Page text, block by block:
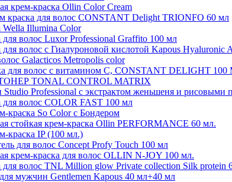
крем-краска Ollin Color Cream
краска для волос CONSTANT Delight TRIONFO 60 мл
Wella Illumina Color
для волос Luxor Professional Graffito 100 мл
для волос с Гиалуроновой кислотой Kapous Hyaluronic
Galacticos Metropolis color
для волос с витамином С, CONSTANT DELIGHT
TONAL CONTROL MATRIX
Studio Professional с экстрактом женьшеня и рисовыми
для волос COLOR FAST 100 мл
краска So Color с Бондером
стойкая крем-краска Ollin PERFORMANCE 60 мл.
краска IP (100 мл.)
для волос Concept Profy Touch 100 мл
крем-краска для волос OLLIN N-JOY 100 мл.
для волос TNL Million glow Private collection Silk protein
для мужчин Gentlemen Kapous 40 мл+40 мл